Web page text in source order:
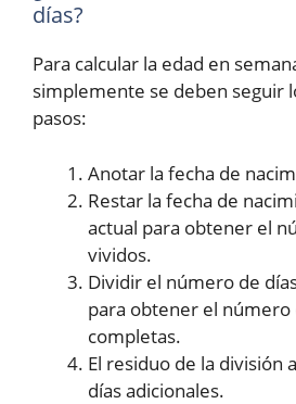
días?
Para calcular la edad en
simplemente se deben seguir
pasos:
Anotar la fecha de
Restar la fecha de
actual para obtener el
vividos.
Dividir el número de
para obtener el número
completas.
El residuo de la división
días adicionales.